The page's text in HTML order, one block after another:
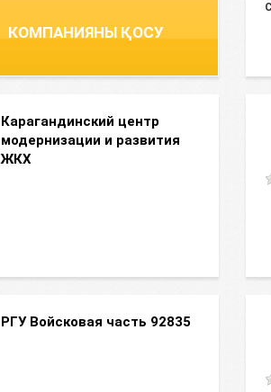
КОМПАНИЯНЫ ҚОСУ
Карагандинский центр
модернизации и развития
ЖКХ
РГУ Войсковая часть 92835